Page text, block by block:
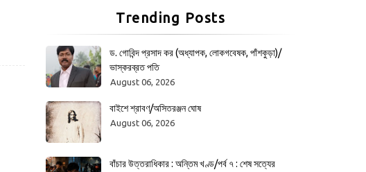
Trending Posts
ড. গোবিন্দ প্রসাদ কর (অধ্যাপক, লোকগবেষক, পাঁশকুড়া)/
ভাস্করব্রত পতি
August 06, 2026
বাইশে শ্রাবণ/অসিতরঞ্জন ঘোষ
August 06, 2026
বাঁচার উত্তরাধিকার : অন্তিম খণ্ড/পর্ব ৭ : শেষ সত্যের